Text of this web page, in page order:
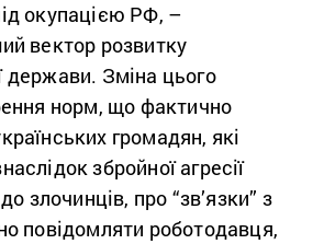
окупацією РФ, –
вектор розвитку
держави. Зміна цього
норм, що фактично
громадян, які
збройної агресії
злочинців, про “зв’язки” з
повідомляти роботодавця,